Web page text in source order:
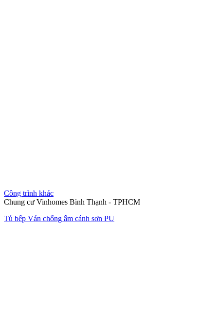
Công trình khác
Chung cư Vinhomes Bình Thạnh - TPHCM
Tủ bếp Ván chống ẩm cánh sơn PU